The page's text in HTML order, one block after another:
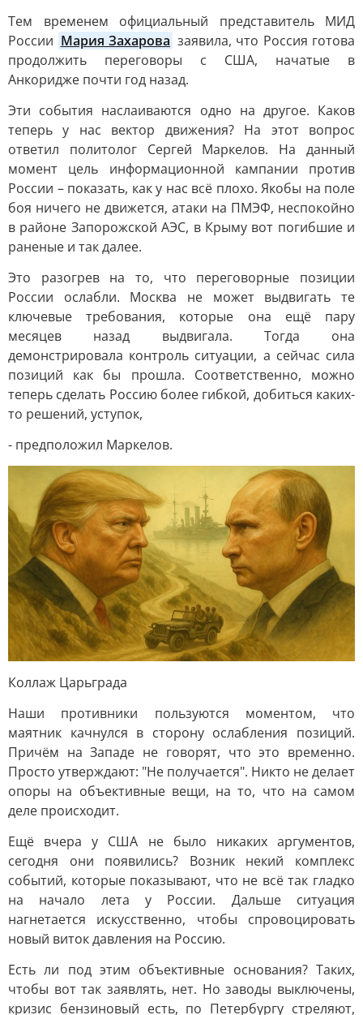
Тем временем официальный представитель МИД
России Мария Захарова заявила, что Россия готова
продолжить переговоры с США, начатые в
Анкоридже почти год назад.
Эти события наслаиваются одно на другое. Каков
теперь у нас вектор движения? На этот вопрос
ответил политолог Сергей Маркелов. На данный
момент цель информационной кампании против
России – показать, как у нас всё плохо. Якобы на поле
боя ничего не движется, атаки на ПМЭФ, неспокойно
в районе Запорожской АЭС, в Крыму вот погибшие и
раненые и так далее.
Это разогрев на то, что переговорные позиции
России ослабли. Москва не может выдвигать те
ключевые требования, которые она ещё пару
месяцев назад выдвигала. Тогда она
демонстрировала контроль ситуации, а сейчас сила
позиций как бы прошла. Соответственно, можно
теперь сделать Россию более гибкой, добиться каких-
то решений, уступок,
- предположил Маркелов.
Коллаж Царьграда
Наши противники пользуются моментом, что
маятник качнулся в сторону ослабления позиций.
Причём на Западе не говорят, что это временно.
Просто утверждают: "Не получается". Никто не делает
опоры на объективные вещи, на то, что на самом
деле происходит.
Ещё вчера у США не было никаких аргументов,
сегодня они появились? Возник некий комплекс
событий, которые показывают, что не всё так гладко
на начало лета у России. Дальше ситуация
нагнетается искусственно, чтобы спровоцировать
новый виток давления на Россию.
Есть ли под этим объективные основания? Таких,
чтобы вот так заявлять, нет. Но заводы выключены,
кризис бензиновый есть, по Петербургу стреляют,